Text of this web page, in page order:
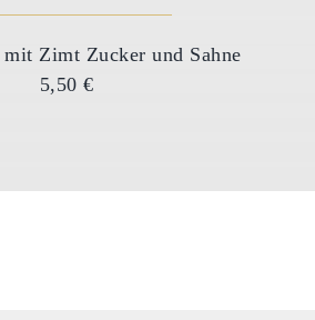
Zimt Zucker und Sahne
5,50 €